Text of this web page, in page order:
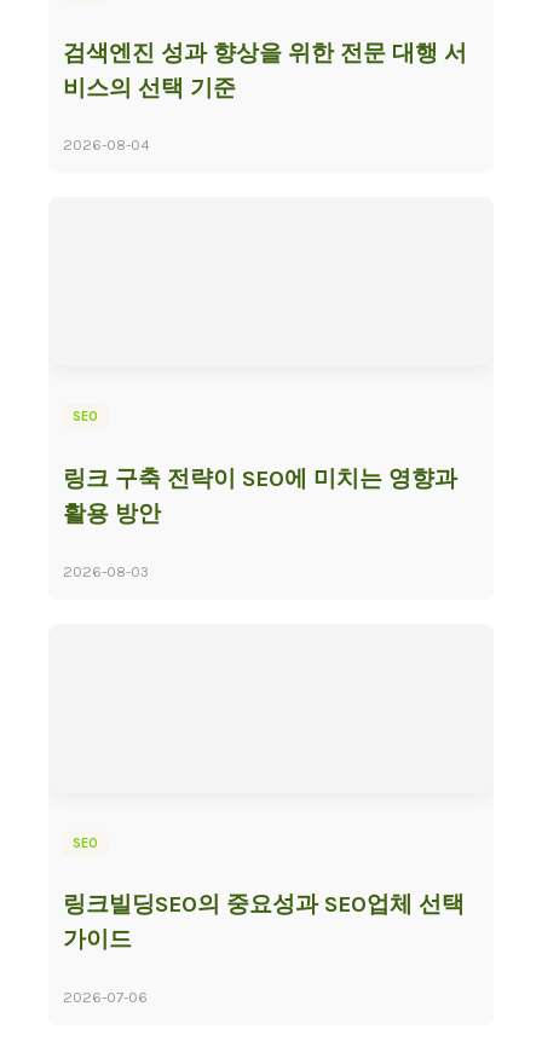
검색엔진 성과 향상을 위한 전문 대행 서
비스의 선택 기준
2026-08-04
SEO
링크 구축 전략이 SEO에 미치는 영향과
활용 방안
2026-08-03
SEO
링크빌딩SEO의 중요성과 SEO업체 선택
가이드
2026-07-06